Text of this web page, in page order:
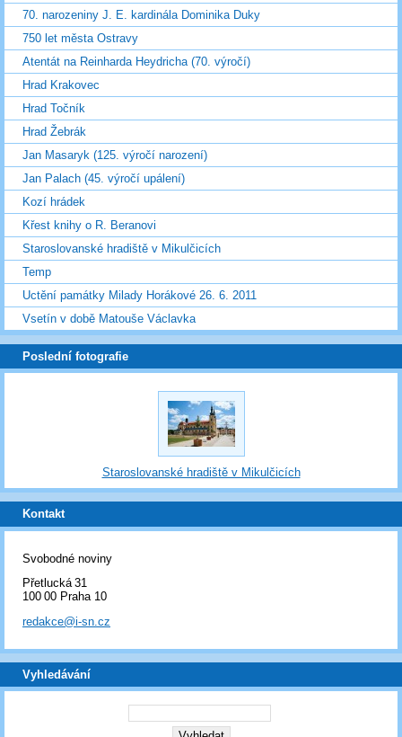
70. narozeniny J. E. kardinála Dominika Duky
750 let města Ostravy
Atentát na Reinharda Heydricha (70. výročí)
Hrad Krakovec
Hrad Točník
Hrad Žebrák
Jan Masaryk (125. výročí narození)
Jan Palach (45. výročí upálení)
Kozí hrádek
Křest knihy o R. Beranovi
Staroslovanské hradiště v Mikulčicích
Temp
Uctění památky Milady Horákové 26. 6. 2011
Vsetín v době Matouše Václavka
Poslední fotografie
Staroslovanské hradiště v Mikulčicích
Kontakt
Svobodné noviny
Přetlucká 31
100 00 Praha 10
redakce@i-sn.cz
Vyhledávání